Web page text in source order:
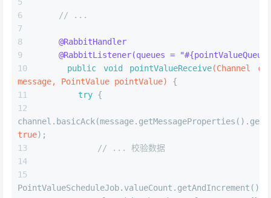
// ...
@RabbitHandler
@RabbitListener(queues =
public
void pointValueReceive(Channel
message, PointValue pointValue)
{
try {
true);
// ... 校验数据
PointValueScheduleJob.valueCount.getAndIncrement();